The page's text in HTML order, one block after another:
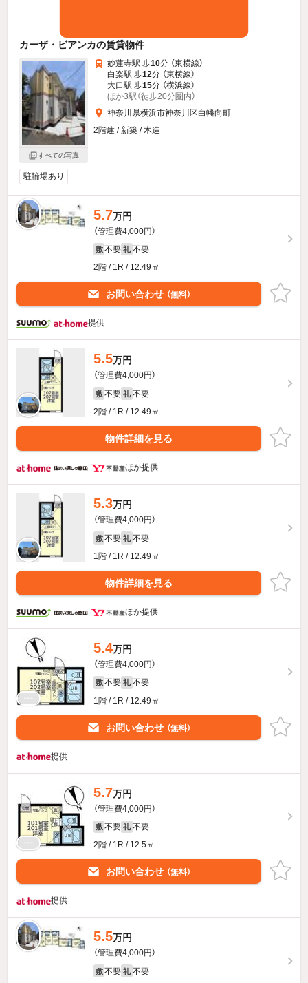
カーザ・ビアンカの賃貸物件
すべての写真
妙蓮寺駅 歩10分 （東横線）
白楽駅 歩12分 （東横線）
大口駅 歩15分 （横浜線）
ほか3駅（徒歩20分圏内）
神奈川県横浜市神奈川区白幡向町
2階建 / 新築 / 木造
駐輪場あり
5.7万円
（管理費4,000円）
敷 不要 礼 不要
2階 / 1R / 12.49㎡
お問い合わせ （無料）
提供
5.5万円
（管理費4,000円）
敷 不要 礼 不要
2階 / 1R / 12.49㎡
物件詳細を見る
ほか提供
5.3万円
（管理費4,000円）
敷 不要 礼 不要
1階 / 1R / 12.49㎡
物件詳細を見る
ほか提供
5.4万円
（管理費4,000円）
敷 不要 礼 不要
1階 / 1R / 12.49㎡
お問い合わせ （無料）
提供
5.7万円
（管理費4,000円）
敷 不要 礼 不要
2階 / 1R / 12.5㎡
お問い合わせ （無料）
提供
5.5万円
（管理費4,000円）
敷 不要 礼 不要